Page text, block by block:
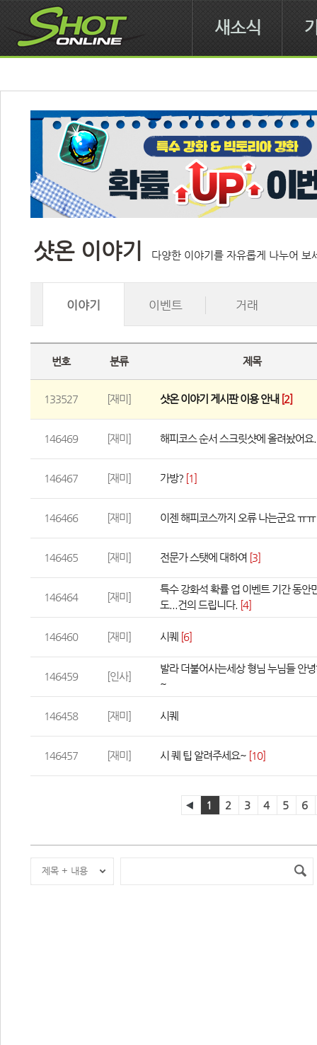
새소식
샷온 이야기 다양한 이야기를 자유롭게 나누어 보
이야기 이벤트 거래
번호 분류 제목
133527 [재미] 샷온 이야기 게시판 이용 안내 [2]
146469 [재미] 해피코스 순서 스크릿샷에 올려놨어요.
146467 [재미] 가방? [1]
146466 [재미] 이젠 해피코스까지 오류 나는군요 ㅠㅠ
146465 [재미] 전문가 스탯에 대하여 [3]
146464 [재미]
특수 강화석 확률 업 이벤트 기간 동안
도...건의 드립니다. [4]
146460 [재미] 시퀘 [6]
146459 [인사]
발라 더불어사는세상 형님 누님들 안
~
146458 [재미] 시퀘
146457 [재미] 시 퀘 팁 알려주세요~ [10]
1 2 3 4 5 6
제목 + 내용